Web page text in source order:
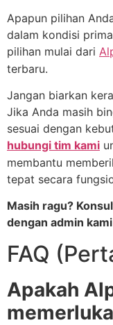
Apapun pilihan
dalam kondisi
pilihan mulai dari
terbaru.
Jangan biarkan
Jika Anda masih
sesuai dengan
hubungi tim kami
membantu
tepat secara
Masih ragu?
dengan admin
FAQ
Apakah